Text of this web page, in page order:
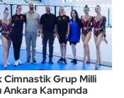
Cimnastik Grup Milli
Ankara Kampında